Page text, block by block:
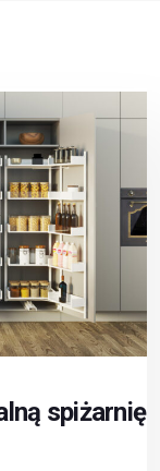
spiżarnię